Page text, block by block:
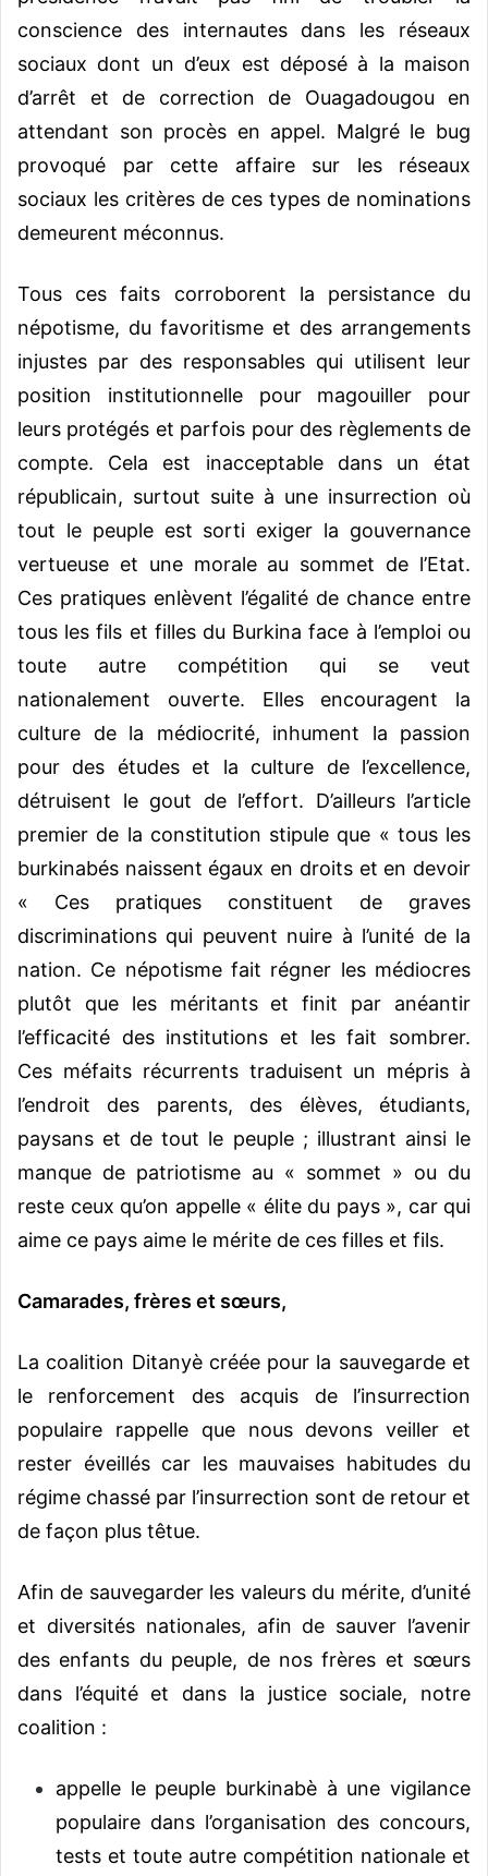
conscience des internautes dans les réseaux
sociaux dont un d’eux est déposé à la maison
d’arrêt et de correction de Ouagadougou en
attendant son procès en appel. Malgré le bug
provoqué par cette affaire sur les réseaux
sociaux les critères de ces types de nominations
demeurent méconnus.
Tous ces faits corroborent la persistance du
népotisme, du favoritisme et des arrangements
injustes par des responsables qui utilisent leur
position institutionnelle pour magouiller pour
leurs protégés et parfois pour des règlements de
compte. Cela est inacceptable dans un état
républicain, surtout suite à une insurrection où
tout le peuple est sorti exiger la gouvernance
vertueuse et une morale au sommet de l’Etat.
Ces pratiques enlèvent l’égalité de chance entre
tous les fils et filles du Burkina face à l’emploi ou
toute autre compétition qui se veut
nationalement ouverte. Elles encouragent la
culture de la médiocrité, inhument la passion
pour des études et la culture de l’excellence,
détruisent le gout de l’effort. D’ailleurs l’article
premier de la constitution stipule que « tous les
burkinabés naissent égaux en droits et en devoir
« Ces pratiques constituent de graves
discriminations qui peuvent nuire à l’unité de la
nation. Ce népotisme fait régner les médiocres
plutôt que les méritants et finit par anéantir
l’efficacité des institutions et les fait sombrer.
Ces méfaits récurrents traduisent un mépris à
l’endroit des parents, des élèves, étudiants,
paysans et de tout le peuple ; illustrant ainsi le
manque de patriotisme au « sommet » ou du
reste ceux qu’on appelle « élite du pays », car qui
aime ce pays aime le mérite de ces filles et fils.
Camarades, frères et sœurs,
La coalition Ditanyè créée pour la sauvegarde et
le renforcement des acquis de l’insurrection
populaire rappelle que nous devons veiller et
rester éveillés car les mauvaises habitudes du
régime chassé par l’insurrection sont de retour et
de façon plus têtue.
Afin de sauvegarder les valeurs du mérite, d’unité
et diversités nationales, afin de sauver l’avenir
des enfants du peuple, de nos frères et sœurs
dans l’équité et dans la justice sociale, notre
coalition :
appelle le peuple burkinabè à une vigilance
populaire dans l’organisation des concours,
tests et toute autre compétition nationale et